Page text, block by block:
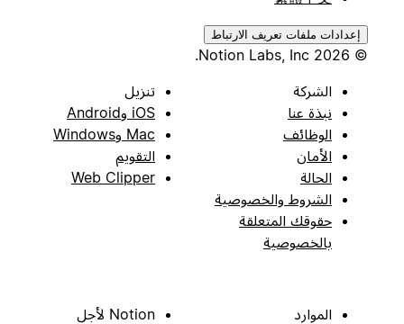
إعدادات ملفات تعريف الارتباط
© 2026 Notion Labs, Inc.
الشركة
نبذة عنا
الوظائف
الأمان
الحالة
الشروط والخصوصية
حقوقك المتعلقة
بالخصوصية
تنزيل
iOS وAndroid
Mac وWindows
التقويم
Web Clipper
الموارد Notion لأجل